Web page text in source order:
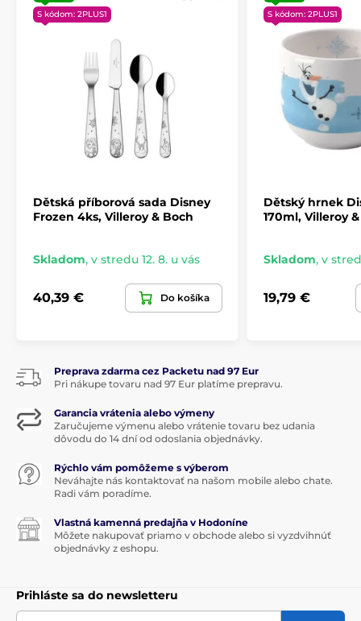
S kódom: 2PLUS1
Dětská příborová sada Disney
Frozen 4ks, Villeroy & Boch
Skladom, v stredu 12. 8. u vás
40,39 € Do košíka
S kódom: 2PLUS1
Dětský hrnek
170ml, Villeroy
Skladom, v
19,79 €
Preprava zdarma cez Packetu nad 97 Eur
Pri nákupe tovaru nad 97 Eur platíme prepravu.
Garancia vrátenia alebo výmeny
Zaručujeme výmenu alebo vrátenie tovaru bez udania
dôvodu do 14 dní od odoslania objednávky.
Rýchlo vám pomôžeme s výberom
Neváhajte nás kontaktovať na našom mobile alebo chate.
Radi vám poradíme.
Vlastná kamenná predajňa v Hodoníne
Môžete nakupovať priamo v obchode alebo si vyzdvihnúť
objednávky z eshopu.
Prihláste sa do newsletteru